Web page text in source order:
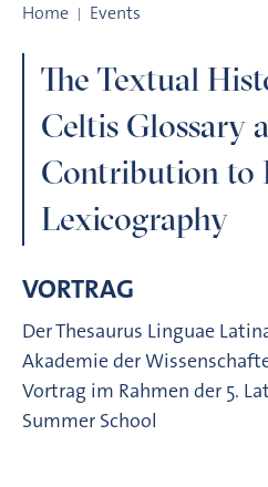
Home Events
The Textual
Celtis Glossary
Contribution to
Lexicography
VORTRAG
Der Thesaurus Linguae
Akademie der
Vortrag im Rahmen der 5.
Summer School